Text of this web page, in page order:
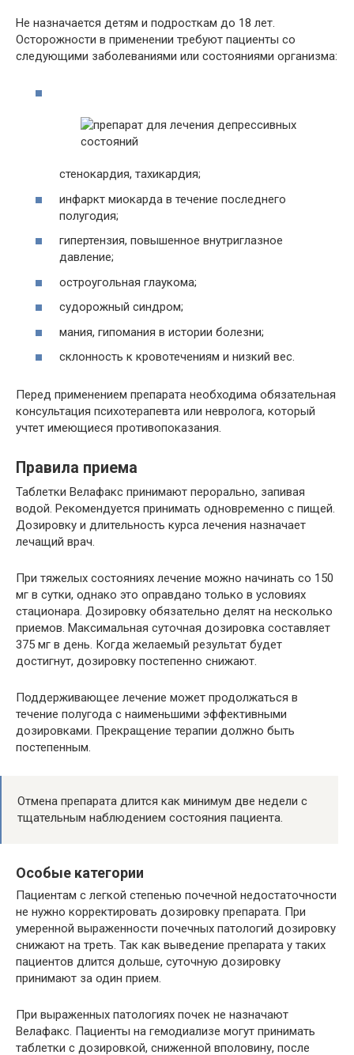
Не назначается детям и подросткам до 18 лет.
Осторожности в применении требуют пациенты со
следующими заболеваниями или состояниями организма:
стенокардия, тахикардия;
инфаркт миокарда в течение последнего
полугодия;
гипертензия, повышенное внутриглазное
давление;
остроугольная глаукома;
судорожный синдром;
мания, гипомания в истории болезни;
склонность к кровотечениям и низкий вес.
Перед применением препарата необходима обязательная
консультация психотерапевта или невролога, который
учтет имеющиеся противопоказания.
Правила приема
Таблетки Велафакс принимают перорально, запивая
водой. Рекомендуется принимать одновременно с пищей.
Дозировку и длительность курса лечения назначает
лечащий врач.
При тяжелых состояниях лечение можно начинать со 150
мг в сутки, однако это оправдано только в условиях
стационара. Дозировку обязательно делят на несколько
приемов. Максимальная суточная дозировка составляет
375 мг в день. Когда желаемый результат будет
достигнут, дозировку постепенно снижают.
Поддерживающее лечение может продолжаться в
течение полугода с наименьшими эффективными
дозировками. Прекращение терапии должно быть
постепенным.
Отмена препарата длится как минимум две недели с
тщательным наблюдением состояния пациента.
Особые категории
Пациентам с легкой степенью почечной недостаточности
не нужно корректировать дозировку препарата. При
умеренной выраженности почечных патологий дозировку
снижают на треть. Так как выведение препарата у таких
пациентов длится дольше, суточную дозировку
принимают за один прием.
При выраженных патологиях почек не назначают
Велафакс. Пациенты на гемодиализе могут принимать
таблетки с дозировкой, сниженной вполовину, после